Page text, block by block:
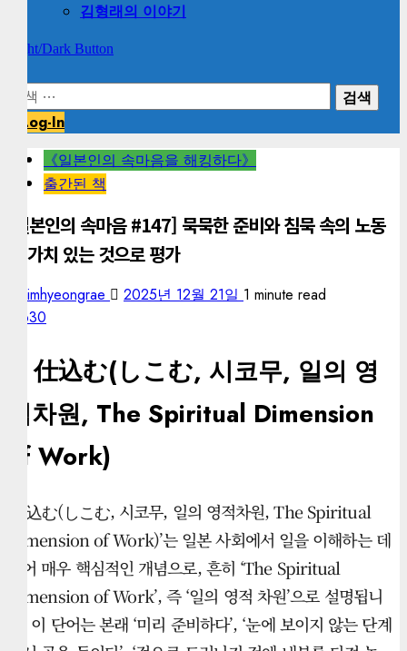
김형래의 이야기
Light/Dark Button
Log-In
《일본인의 속마음을 해킹하다》
출간된 책
[일본인의 속마음 #147] 묵묵한 준비와 침묵 속의 노동
을 가치 있는 것으로 평가
kimhyeongrae 2025년 12월 21일 1 minute read
630
– 仕込む(しこむ, 시코무, 일의 영
적차원, The Spiritual Dimension
of Work)
‘仕込む(しこむ, 시코무, 일의 영적차원, The Spiritual
Dimension of Work)’는 일본 사회에서 일을 이해하는 데
있어 매우 핵심적인 개념으로, 흔히 ‘The Spiritual
Dimension of Work’, 즉 ‘일의 영적 차원’으로 설명됩니
다. 이 단어는 본래 ‘미리 준비하다’, ‘눈에 보이지 않는 단계